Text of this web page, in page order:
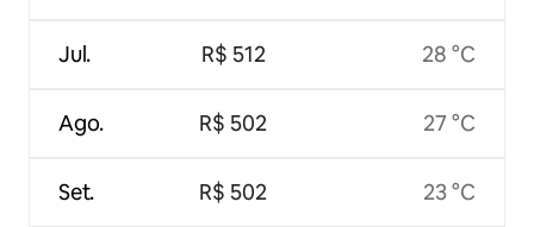
Jul.
Ago.
Set.
R$ 512
R$ 502
R$ 502
28 °C
27 °C
23 °C